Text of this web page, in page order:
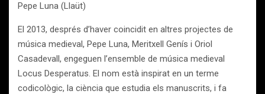
Pepe Luna (Llaüt)
El 2013, després d’haver coincidit en altres projectes de
música medieval, Pepe Luna, Meritxell Genís i Oriol
Casadevall, engeguen l’ensemble de música medieval
Locus Desperatus. El nom està inspirat en un terme
codicològic, la ciència que estudia els manuscrits, i fa